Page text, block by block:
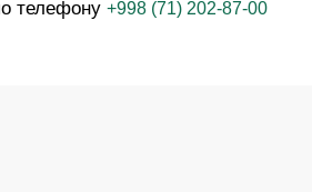
телефону +998 (71) 202-87-00